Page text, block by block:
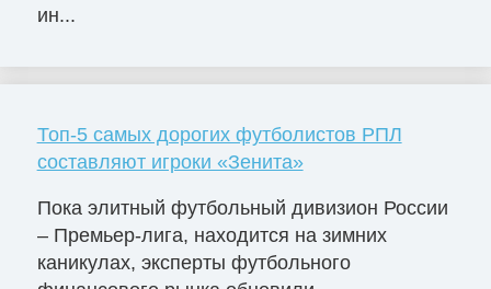
ин...
Топ-5 самых дорогих футболистов РПЛ
составляют игроки «Зенита»
Пока элитный футбольный дивизион России
– Премьер-лига, находится на зимних
каникулах, эксперты футбольного